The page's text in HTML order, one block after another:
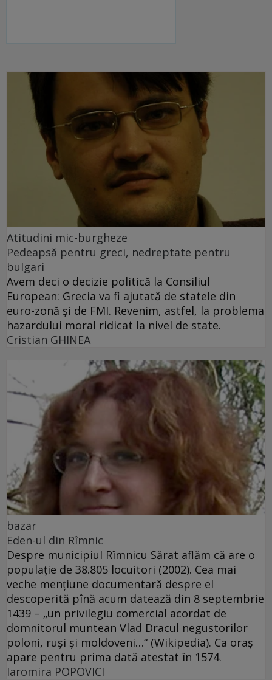
Atitudini mic-burgheze
Pedeapsă pentru greci, nedreptate pentru
bulgari
Avem deci o decizie politică la Consiliul
European: Grecia va fi ajutată de statele din
euro-zonă şi de FMI. Revenim, astfel, la problema
hazardului moral ridicat la nivel de state.
Cristian GHINEA
bazar
Eden-ul din Rîmnic
Despre municipiul Rîmnicu Sărat aflăm că are o
populaţie de 38.805 locuitori (2002). Cea mai
veche menţiune documentară despre el
descoperită pînă acum datează din 8 septembrie
1439 – „un privilegiu comercial acordat de
domnitorul muntean Vlad Dracul negustorilor
poloni, ruşi şi moldoveni…“ (Wikipedia). Ca oraş
apare pentru prima dată atestat în 1574.
Iaromira POPOVICI